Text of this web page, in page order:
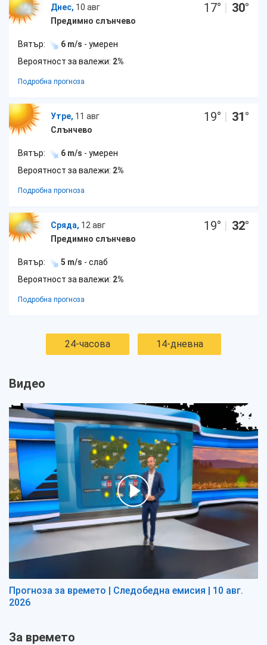
Днес, 10 авг
Предимно слънчево
17° | 30°
Вятър: 6 m/s - умерен
Вероятност за валежи: 2%
Подробна прогноза
Утре, 11 авг
Слънчево
19° | 31°
Вятър: 6 m/s - умерен
Вероятност за валежи: 2%
Подробна прогноза
Сряда, 12 авг
Предимно слънчево
19° | 32°
Вятър: 5 m/s - слаб
Вероятност за валежи: 2%
Подробна прогноза
24-часова 14-дневна
Видео
Прогноза за времето | Следобедна емисия | 10 авг.
2026
За времето